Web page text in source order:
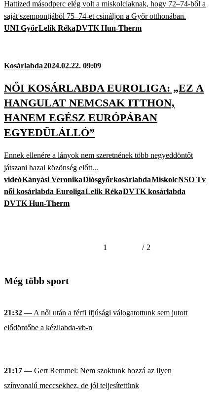
Hattized másodperc elég volt a miskolciaknak, hogy 72–74-ből a
saját szempontjából 75–74-et csináljon a Győr otthonában.
UNI GyőrLelik RékaDVTK Hun-Therm
Kosárlabda2024.02.22. 09:09
NŐI KOSÁRLABDA EUROLIGA: „EZ A
HANGULAT NEMCSAK ITTHON,
HANEM EGÉSZ EURÓPÁBAN
EGYEDÜLÁLLÓ”
Ennek ellenére a lányok nem szeretnének több negyeddöntőt
játszani hazai közönség előtt...
videóKányási VeronikaDiósgyőrkosárlabdaMiskolcNSO Tv
női kosárlabda EuroligaLelik RékaDVTK kosárlabda
DVTK Hun-Therm
1 / 2
Még több sport
21:32 — A női után a férfi ifjúsági válogatottunk sem jutott
elődöntőbe a kézilabda-vb-n
21:17 — Gert Remmel: Nem szoktunk hozzá az ilyen
színvonalú meccsekhez, de jól teljesítettünk